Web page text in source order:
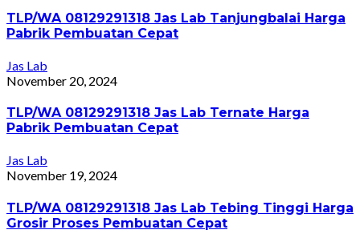
TLP/WA 08129291318 Jas Lab Tanjungbalai Harga
Pabrik Pembuatan Cepat
Jas Lab
November 20, 2024
TLP/WA 08129291318 Jas Lab Ternate Harga
Pabrik Pembuatan Cepat
Jas Lab
November 19, 2024
TLP/WA 08129291318 Jas Lab Tebing Tinggi Harga
Grosir Proses Pembuatan Cepat